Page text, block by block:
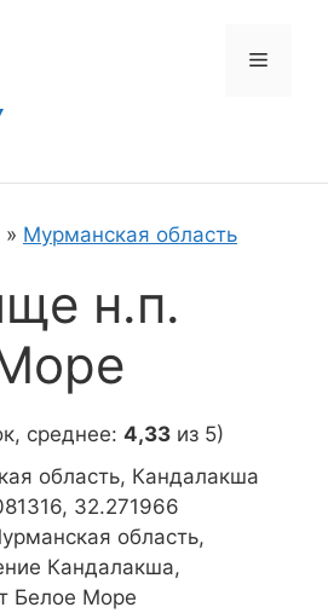
Меню
» Мурманская область
н.п.
среднее: 4,33 из 5)
область, Кандалакша
32.271966
область,
Кандалакша,
Белое Море